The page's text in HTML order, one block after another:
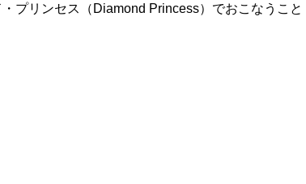
プリンセス（Diamond Princess）でおこなうこと